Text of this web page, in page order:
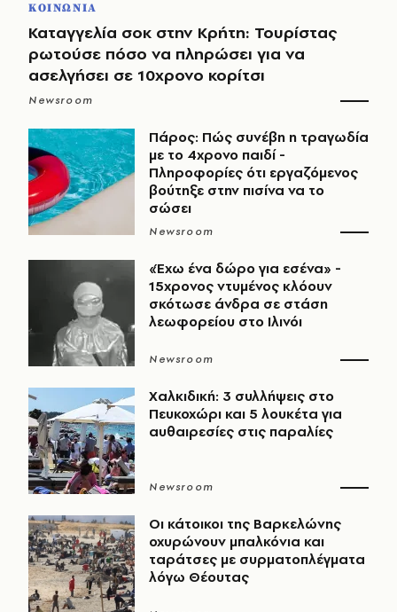
ΚΟΙΝΩΝΙΑ
Καταγγελία σοκ στην Κρήτη: Τουρίστας
ρωτούσε πόσο να πληρώσει για να
ασελγήσει σε 10χρονο κορίτσι
Newsroom
Πάρος: Πώς συνέβη η τραγωδία
με το 4χρονο παιδί -
Πληροφορίες ότι εργαζόμενος
βούτηξε στην πισίνα να το
σώσει
Newsroom
«Έχω ένα δώρο για εσένα» -
15χρονος ντυμένος κλόουν
σκότωσε άνδρα σε στάση
λεωφορείου στο Ιλινόι
Newsroom
Χαλκιδική: 3 συλλήψεις στο
Πευκοχώρι και 5 λουκέτα για
αυθαιρεσίες στις παραλίες
Newsroom
Οι κάτοικοι της Βαρκελώνης
οχυρώνουν μπαλκόνια και
ταράτσες με συρματοπλέγματα
λόγω Θέουτας